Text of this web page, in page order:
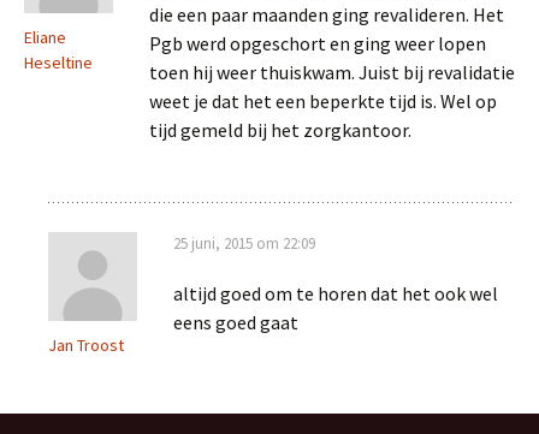
Eliane
Heseltine
die een paar maanden ging revalideren. Het
Pgb werd opgeschort en ging weer lopen
toen hij weer thuiskwam. Juist bij revalidatie
weet je dat het een beperkte tijd is. Wel op
tijd gemeld bij het zorgkantoor.
Jan Troost
25 juni, 2015 om 22:09
altijd goed om te horen dat het ook wel
eens goed gaat